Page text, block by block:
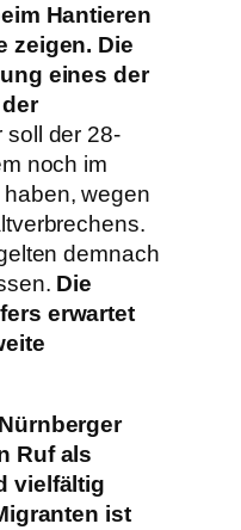
Hantieren
zeigen. Die
eines der
soll der 28-
noch im
wegen
demnach
Die
erwartet
Ruf als
vielfältig
ist